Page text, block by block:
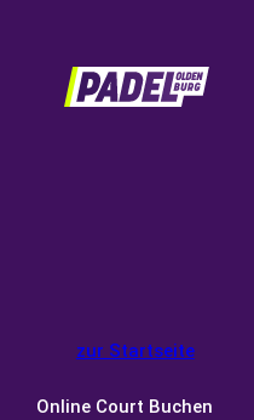
springen
zur Startseite
Online Court Buchen